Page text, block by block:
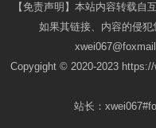
【免责声明】本站内容转载自
如果其链接、内容的侵
Copygight © 2020-2023
站长：